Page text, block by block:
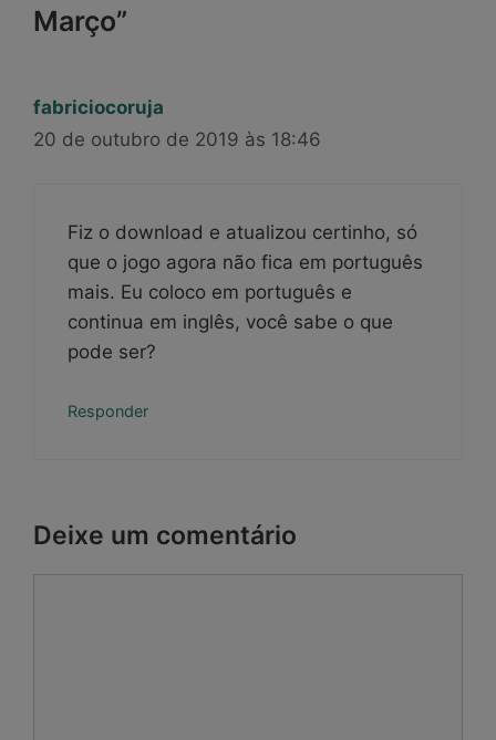
Março”
fabriciocoruja
20 de outubro de 2019 às 18:46
Fiz o download e atualizou certinho, só
que o jogo agora não fica em português
mais. Eu coloco em português e
continua em inglês, você sabe o que
pode ser?
Responder
Deixe um comentário